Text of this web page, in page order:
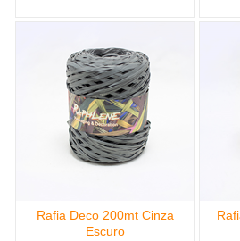
Rafia Deco 200mt Cinza
Escuro